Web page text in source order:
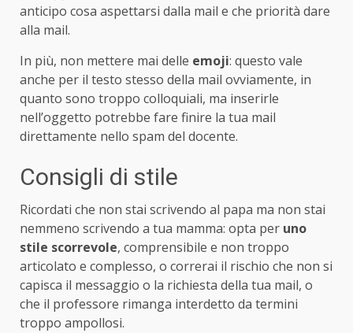
anticipo cosa aspettarsi dalla mail e che priorità dare
alla mail.
In più, non mettere mai delle emoji: questo vale
anche per il testo stesso della mail ovviamente, in
quanto sono troppo colloquiali, ma inserirle
nell’oggetto potrebbe fare finire la tua mail
direttamente nello spam del docente.
Consigli di stile
Ricordati che non stai scrivendo al papa ma non stai
nemmeno scrivendo a tua mamma: opta per uno
stile scorrevole, comprensibile e non troppo
articolato e complesso, o correrai il rischio che non si
capisca il messaggio o la richiesta della tua mail, o
che il professore rimanga interdetto da termini
troppo ampollosi.